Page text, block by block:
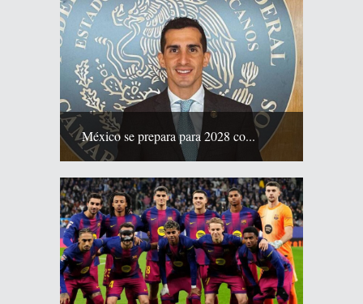
México se prepara para 2028 co...